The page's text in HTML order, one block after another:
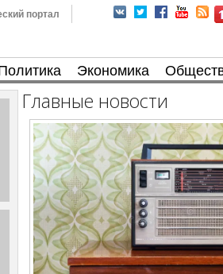
портал
Экономика
Главные новости